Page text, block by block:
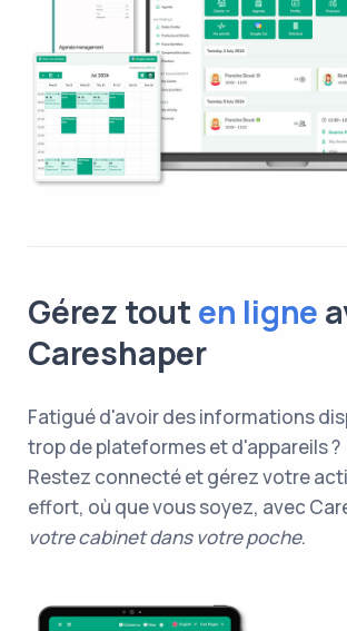
Gérez tout en ligne
Careshaper
Fatigué d'avoir des informations
trop de plateformes et d'appareils ?
Restez connecté et gérez votre
effort, où que vous soyez, avec
votre cabinet dans votre poche.